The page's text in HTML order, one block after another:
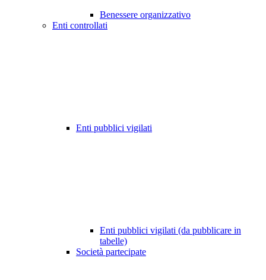
Benessere organizzativo
Enti controllati
Enti pubblici vigilati
Enti pubblici vigilati (da pubblicare in
tabelle)
Società partecipate